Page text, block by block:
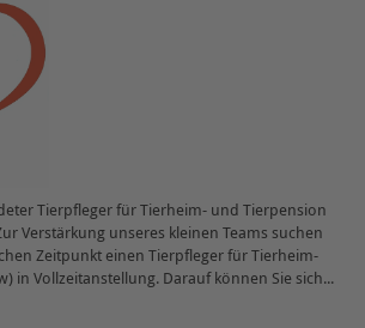
Tierpfleger für Tierheim- und Tierpension
Verstärkung unseres kleinen Teams suchen
Zeitpunkt einen Tierpfleger für Tierheim-
in Vollzeitanstellung. Darauf können Sie sich...